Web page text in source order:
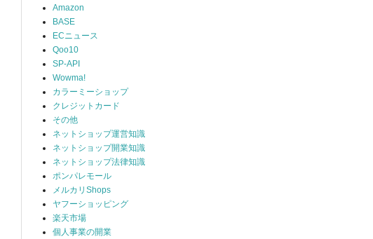
Amazon
BASE
ECニュース
Qoo10
SP-API
Wowma!
カラーミーショップ
クレジットカード
その他
ネットショップ運営知識
ネットショップ開業知識
ネットショップ法律知識
ポンパレモール
メルカリShops
ヤフーショッピング
楽天市場
個人事業の開業